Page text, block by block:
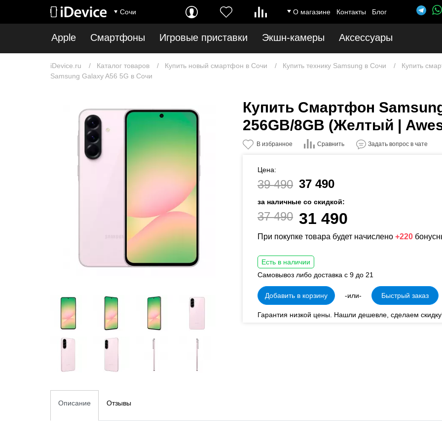
Сочи О магазине Контакты Блог
Apple Смартфоны Игровые приставки Экшн-камеры Аксессуары
iDevice.ru Каталог товаров Купить новый смартфон в Сочи Купить технику Samsung в Сочи Купить
Samsung Galaxy A56 5G в Сочи
Купить Смартфон
256GB/8GB (Желтый |
В избранное Сравнить Задать вопрос в чате
Цена:
39 490 37 490
за наличные со скидкой:
37 490 31 490
При покупке товара будет начислено +220
Есть в наличии
Самовывоз либо доставка с 9 до 21
Добавить в корзину -или- Быстрый заказ
Гарантия низкой цены. Нашли дешевле, сделаем
Описание Отзывы